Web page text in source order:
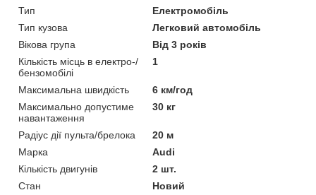
Тип
Електромобіль
Тип кузова
Легковий автомобіль
Вікова група
Від 3 років
Кількість місць в електро-/
бензомобілі
1
Максимальна швидкість
6 км/год
Максимально допустиме
навантаження
30 кг
Радіус дії пульта/брелока
20 м
Марка
Audi
Кількість двигунів
2 шт.
Стан
Новий